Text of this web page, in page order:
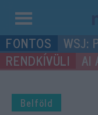
Kilépés
a
tartalomba
WSJ:
Al
Belföld